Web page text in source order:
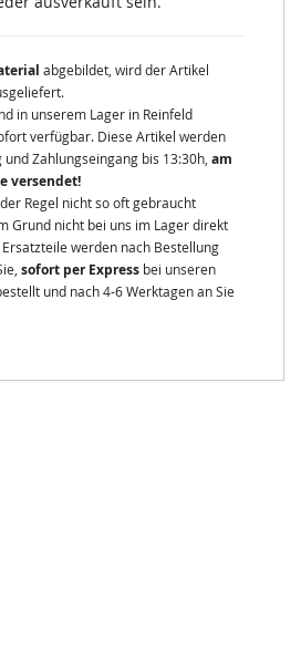
abgebildet, wird der Artikel
in unserem Lager in Reinfeld
verfügbar. Diese Artikel werden
Zahlungseingang bis 13:30h, am
versendet!
Regel nicht so oft gebraucht
Grund nicht bei uns im Lager direkt
werden nach Bestellung
sofort per Express bei unseren
und nach 4-6 Werktagen an Sie